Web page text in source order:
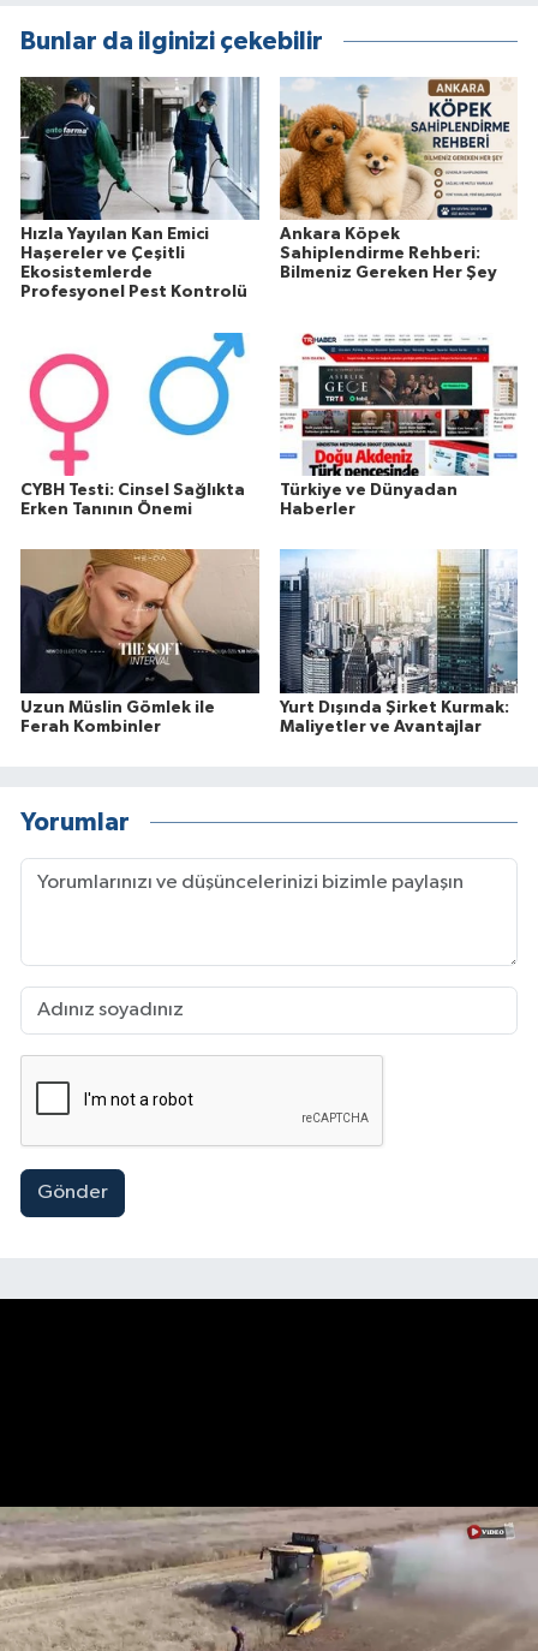
Bunlar da ilginizi çekebilir
Hızla Yayılan Kan Emici
Haşereler ve Çeşitli
Ekosistemlerde
Profesyonel Pest Kontrolü
Ankara Köpek
Sahiplendirme Rehberi:
Bilmeniz Gereken Her Şey
CYBH Testi: Cinsel Sağlıkta
Erken Tanının Önemi
Türkiye ve Dünyadan
Haberler
Uzun Müslin Gömlek ile
Ferah Kombinler
Yurt Dışında Şirket Kurmak:
Maliyetler ve Avantajlar
Yorumlar
Gönder